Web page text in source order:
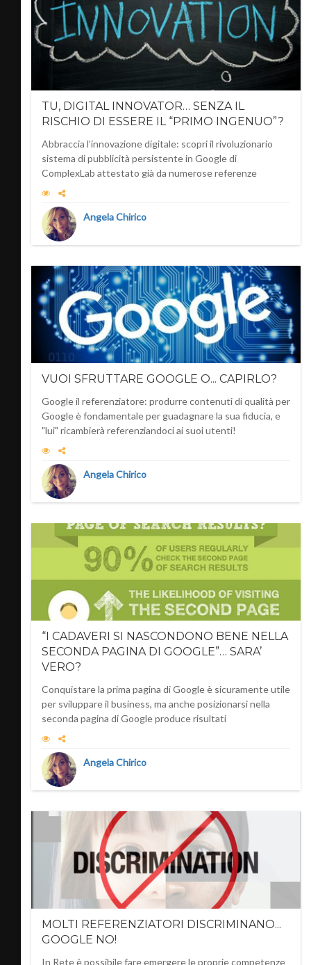
TU, DIGITAL INNOVATOR… SENZA IL
RISCHIO DI ESSERE IL “PRIMO INGENUO”?
Abbraccia l’innovazione digitale: scopri il rivoluzionario
sistema di pubblicità persistente in Google di
ComplexLab attestato già da numerose referenze
Angela Chirico
VUOI SFRUTTARE GOOGLE O... CAPIRLO?
Google il referenziatore: produrre contenuti di qualità per
Google è fondamentale per guadagnare la sua fiducia, e
"lui" ricambierà referenziandoci ai suoi utenti!
Angela Chirico
“I CADAVERI SI NASCONDONO BENE NELLA
SECONDA PAGINA DI GOOGLE”… SARA’
VERO?
Conquistare la prima pagina di Google è sicuramente utile
per sviluppare il business, ma anche posizionarsi nella
seconda pagina di Google produce risultati
Angela Chirico
MOLTI REFERENZIATORI DISCRIMINANO...
GOOGLE NO!
In Rete è possibile fare emergere le proprie competenze